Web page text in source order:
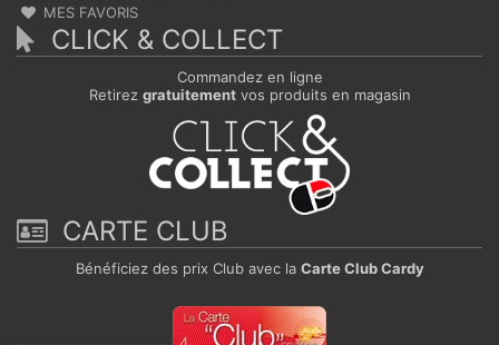
MES FAVORIS
CLICK & COLLECT
Commandez en ligne
Retirez gratuitementvos produits en magasin
CARTE CLUB
Bénéficiez des prix Club avec la Carte Club Cardy